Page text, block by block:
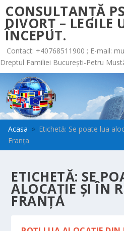
CONSULTANȚĂ
DIVORȚ – LEGILE
ÎNCEPUT.
Contact: +40768511900 ; E-mail:
Dreptul Familiei București-Petru
Acasa 9 Etichetă: Se poate lua
Franța
ETICHETĂ: SE
ALOCAȚIE ȘI ÎN
FRANȚA